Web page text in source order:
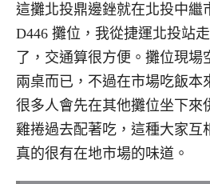
這攤北投鼎邊銼就在北投中繼
D446 攤位，我從捷運北投站
了，交通算很方便。攤位現場
兩桌而已，不過在市場吃飯本
很多人會先在其他攤位坐下來
雞捲過去配著吃，這種大家互
真的很有在地市場的味道。